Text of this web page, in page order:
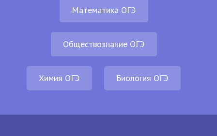
Математика ОГЭ
Обществознание ОГЭ
Химия ОГЭ Биология ОГЭ